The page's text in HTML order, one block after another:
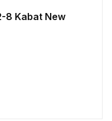
8 Kabat New